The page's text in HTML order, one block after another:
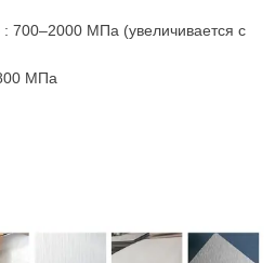
: 700–2000 МПа (увеличивается с
МПа